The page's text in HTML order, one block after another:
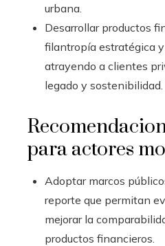
urbana.
Desarrollar productos
filantropía estratégica
atrayendo a clientes
legado y sostenibilidad.
para actores
Adoptar marcos
reporte que permitan
mejorar la
productos financieros.